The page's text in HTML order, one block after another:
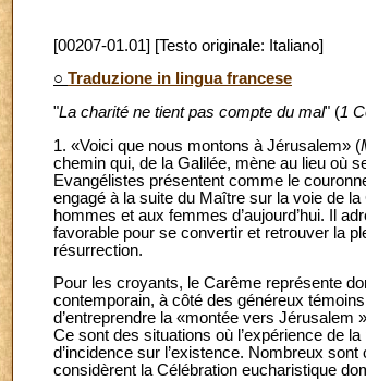
[00207-01.01] [Testo originale: Italiano]
○ Traduzione in lingua francese
"La charité ne tient pas compte du mal" (1
1. «Voici que nous montons à Jérusalem» (
chemin qui, de la Galilée, mène au lieu où
Evangélistes présentent comme le
engagé à la suite du Maître sur la voie de
hommes et aux femmes d’aujourd’hui. Il
favorable pour se convertir et retrouver la
résurrection.
Pour les croyants, le Carême représente
contemporain, à côté des généreux
d’entreprendre la «montée vers
Ce sont des situations où l’expérience de
d’incidence sur l’existence. Nombreux
considèrent la Célébration eucharistique